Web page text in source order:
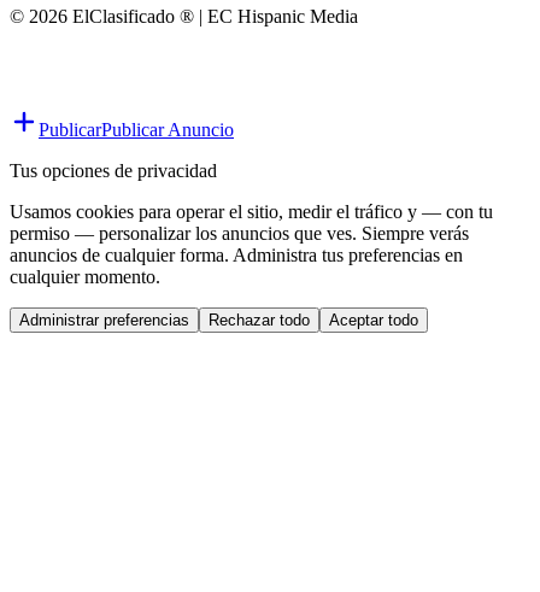
© 2026 ElClasificado ® | EC Hispanic Media
PublicarPublicar Anuncio
Tus opciones de privacidad
Usamos cookies para operar el sitio, medir el tráfico y — con tu
permiso — personalizar los anuncios que ves. Siempre verás
anuncios de cualquier forma. Administra tus preferencias en
cualquier momento.
Administrar preferencias Rechazar todo Aceptar todo